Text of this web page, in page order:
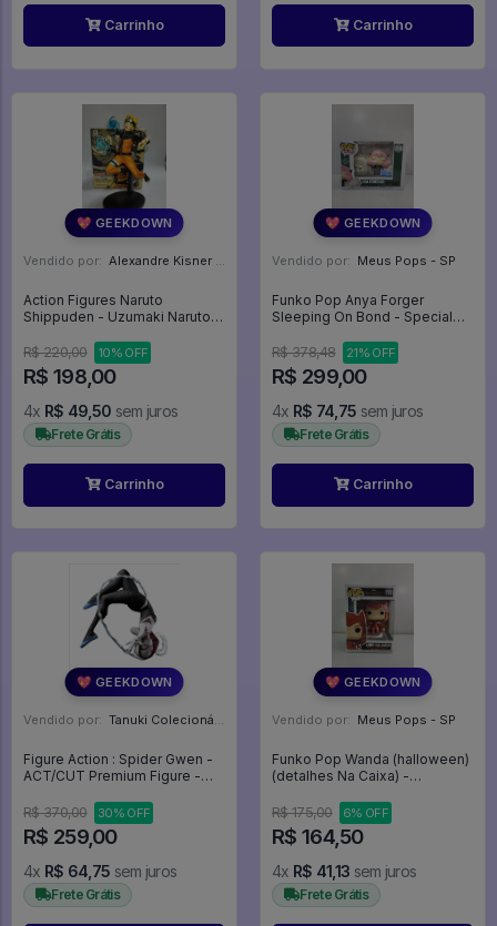
Carrinho Carrinho
💖 GEEKDOWN
Vendido por: Alexandre Kisner - PR
Action Figures Naruto
Shippuden - Uzumaki Naruto
(banpresto) - Naruto
Shippuden
R$ 220,00 10% OFF
R$ 198,00
4x R$ 49,50 sem juros
Frete Grátis
Carrinho
💖 GEEKDOWN
Vendido por: Meus Pops - SP
Funko Pop Anya Forger
Sleeping On Bond - Special
Impressão) - Spy X Family
#2174
R$ 378,48 21% OFF
R$ 299,00
4x R$ 74,75 sem juros
Frete Grátis
Carrinho
💖 GEEKDOWN
Vendido por: Tanuki Colecionáveis - SP
Figure Action : Spider Gwen -
ACT/CUT Premium Figure -
R$ 370,00
30% OFF
R$ 259,00
4x R$ 64,75 sem juros
Frete Grátis
💖 GEEKDOWN
Vendido por: Meus Pops - SP
Funko Pop Wanda (halloween)
(detalhes Na Caixa) -
R$ 175,00
6% OFF
R$ 164,50
4x R$ 41,13 sem juros
Frete Grátis